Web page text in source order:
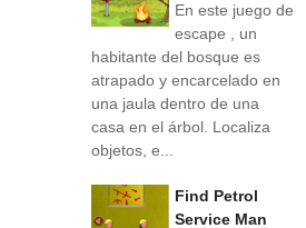
En este juego de
escape , un
habitante del bosque es
atrapado y encarcelado en
una jaula dentro de una
casa en el árbol. Localiza
objetos, e...
Find Petrol
Service Man